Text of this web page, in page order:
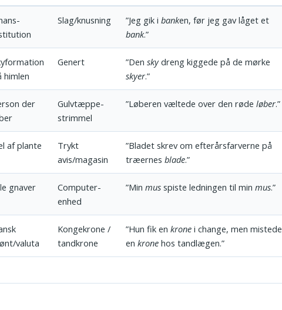
Slag/knusning ”Jeg gik ibanken, før jeg gav låget et
bank.”
himlen
Genert ”Denskydreng kiggede på de mørke
skyer.”
der
Gulvtæppe­
strimmel
”Løberen væltede over den rødeløber.”
af plante
Trykt
avis/magasin
”Bladet skrev om efterårs­farverne på
træernesblade.”
gnaver
Computer­
enhed
”Minmus spiste ledningen til minmus.”
valuta
Konge­krone /
tandkrone
”Hun fik enkrone i change, men mistede
enkrone hos tandlægen.”